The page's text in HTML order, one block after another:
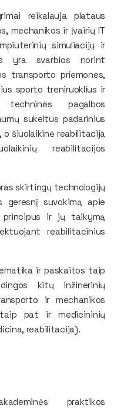
reikalauja plataus
mechanikos ir įvairių IT
simuliacijų ir
yra svarbios norint
transporto priemones,
sporto treniruoklius ir
techninės pagalbos
sukeltus padarinius
šiuolaikinė reabilitacija
reabilitacijos
skirtingų technologijų
suvokimą apie
principus ir jų taikymą
reabilitacinius
ir paskaitos taip
kitų inžinerinių
ir mechanikos
pat ir medicininių
reabilitacija).
praktikos